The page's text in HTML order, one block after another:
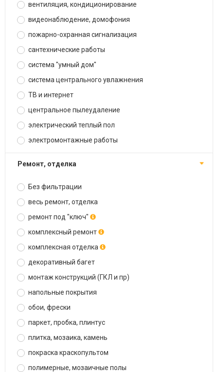
вентиляция, кондиционирование
видеонаблюдение, домофония
пожарно-охранная сигнализация
сантехнические работы
система "умный дом"
система центрального увлажнения
ТВ и интернет
центральное пылеудаление
электрический теплый пол
электромонтажные работы
ремонт, отделка
Без фильтрации
весь ремонт, отделка
ремонт под "ключ"
комплексный ремонт
комплексная отделка
декоративный багет
монтаж конструкций (ГКЛ и пр)
напольные покрытия
обои, фрески
паркет, пробка, плинтус
плитка, мозаика, камень
покраска краскопультом
полимерные, мозаичные полы